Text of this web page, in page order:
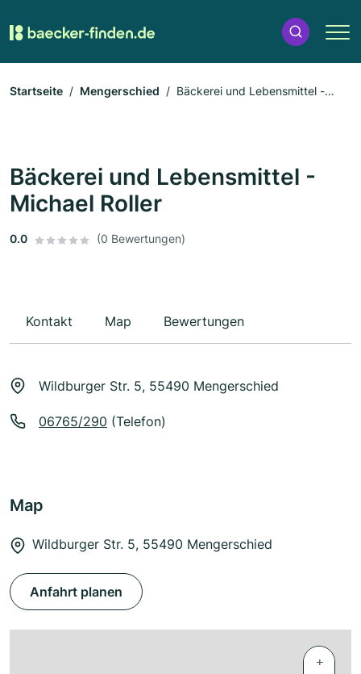
Startseite Mengerschied
Bäckerei und Lebensmittel -
Bäckerei und Lebensmittel -
Michael Roller
0.0 (0 Bewertungen)
Kontakt Map Bewertungen
Wildburger Str. 5, 55490 Mengerschied
06765/290 (Telefon)
Map
Wildburger Str. 5, 55490 Mengerschied
Anfahrt planen
+